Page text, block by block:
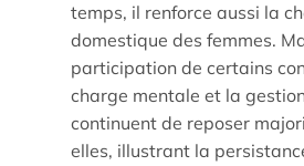
Nos recherches et expertises
Laboratoires
temps, il renforce aussi la
domestique des femmes.
participation de certains
charge mentale et la
continuent de reposer
elles, illustrant la